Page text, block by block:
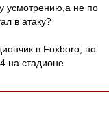
усмотрению,а не по
в атаку?
в Foxboro, но
на стадионе